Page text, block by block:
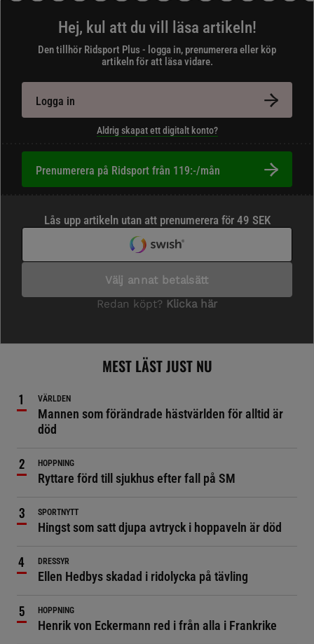
Hej, kul att du vill läsa artikeln!
Den tillhör Ridsport Plus - logga in, prenumerera eller köp
artikeln för att läsa vidare.
Logga in
Aldrig skapat ett digitalt konto?
Prenumerera på Ridsport från 119:-/mån
MEST LÄST JUST NU
VÄRLDEN
Mannen som förändrade hästvärlden för alltid är
död
HOPPNING
Ryttare förd till sjukhus efter fall på SM
SPORTNYTT
Hingst som satt djupa avtryck i hoppaveln är död
DRESSYR
Ellen Hedbys skadad i ridolycka på tävling
HOPPNING
Henrik von Eckermann red i från alla i Frankrike